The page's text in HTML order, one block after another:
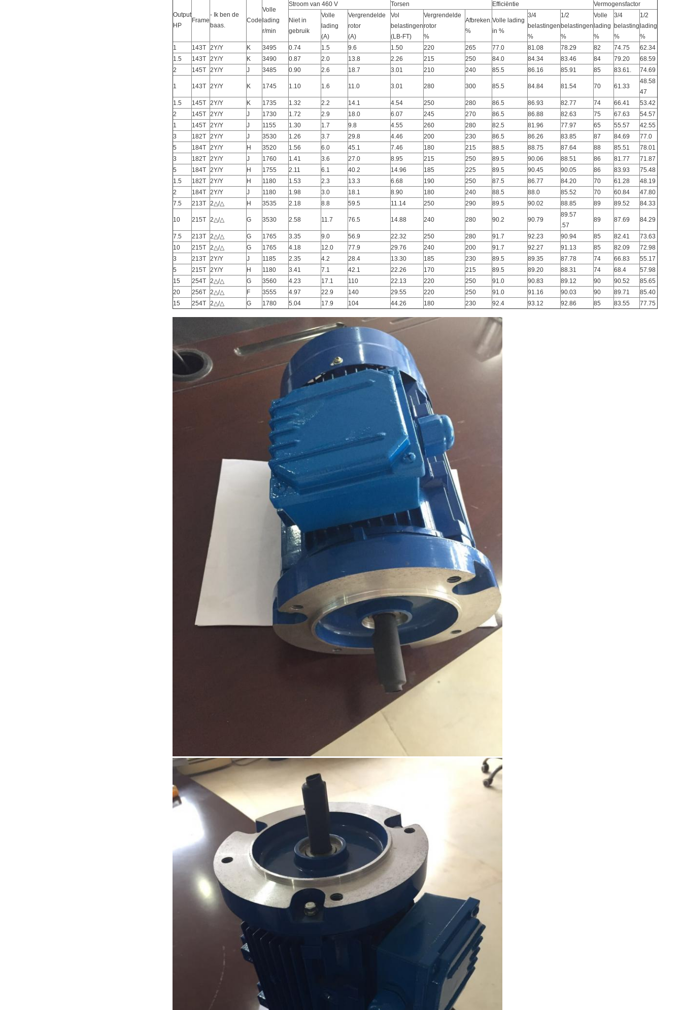
Output
HP
Frame
- Ik ben de
baas.
Code
Volle
lading
r/min
Stroom van 460 V Torsen Efficiëntie Vermogensfactor
Niet in
gebruik
Volle
lading
(A)
Vergrendelde
rotor
(A)
Vol
belastingen
(LB-FT)
Vergrendelde
rotor
%
Afbreken.
%
Volle lading
in %
3/4
belastingen
%
1/2
belastingen
%
Volle
lading
%
3/4
belasting
%
1/2
lading
%
1
143T 2Y/Y K 3495 0.74 1.5 9.6 1.50 220 265 77.0 81.08 78.29 82 74.75
62.34
1.5
143T 2Y/Y K 3490 0.87 2.0 13.8 2.26 215 250 84.0 84.34 83.46 84 79.20
68.59
2
145T 2Y/Y J 3485 0.90 2.6 18.7 3.01 210 240 85.5 86.16 85.91 85 83.61. 74.69
1 143T 2Y/Y K 1745 1.10 1.6 11.0 3.01 280 300 85.5 84.84 81.54 70 61.33
48.58
47
1.5
145T 2Y/Y K 1735 1.32 2.2 14.1 4.54 250 280 86.5 86.93 82.77 74 66.41
53.42
2
145T 2Y/Y J 1730 1.72 2.9 18.0 6.07 245 270 86.5 86.88 82.63 75 67.63
54.57
1
145T 2Y/Y J 1155 1.30 1.7 9.8 4.55 260 280 82.5 81.96 77.97 65 55.57
42.55
3
182T 2Y/Y J 3530 1.26 3.7 29.8 4.46 200 230 86.5 86.26 83.85 87 84.69
77.0
5
184T 2Y/Y H 3520 1.56 6.0 45.1 7.46 180 215 88.5 88.75 87.64 88 85.51
78.01
3
182T 2Y/Y J 1760 1.41 3.6 27.0 8.95 215 250 89.5 90.06 88.51 86 81.77
71.87
5
184T 2Y/Y H 1755 2.11 6.1 40.2 14.96 185 225 89.5 90.45 90.05 86 83.93
75.48
1.5
182T 2Y/Y H 1180 1.53 2.3 13.3 6.68 190 250 87.5 86.77 84.20 70 61.28
48.19
2
184T 2Y/Y J 1180 1.98 3.0 18.1 8.90 180 240 88.5 88.0 85.52 70 60.84
47.80
7.5
213T 2△/△ H 3535 2.18 8.8 59.5 11.14 250 290 89.5 90.02 88.85 89 89.52 84.33
10 215T 2△/△ G 3530 2.58 11.7 76.5 14.88 240 280 90.2 90.79
89.57
.57
89 87.69 84.29
7.5 213T 2△/△ G 1765 3.35 9.0 56.9 22.32 250 280 91.7 92.23 90.94 85 82.41
73.63
10
215T 2△/△ G 1765 4.18 12.0 77.9 29.76 240 200 91.7 92.27 91.13 85 82.09
72.98
3
213T 2Y/Y J 1185 2.35 4.2 28.4 13.30 185 230 89.5 89.35 87.78 74 66.83
55.17
5
215T 2Y/Y H 1180 3.41 7.1 42.1 22.26 170 215 89.5 89.20 88.31 74 68.4
57.98
15
254T 2△/△ G 3560 4.23 17.1 110 22.13 220 250 91.0 90.83 89.12 90 90.52
85.65
20
256T 2△/△ F 3555 4.97 22.9 140 29.55 220 250 91.0 91.16 90.03 90 89.71
85.40
15
254T 2△/△ G 1780 5.04 17.9 104 44.26 180 230 92.4 93.12 92.86 85 83.55 77.75